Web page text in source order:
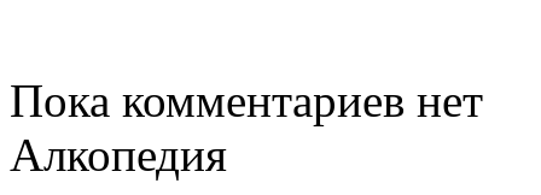
Пока комментариев нет
Алкопедия